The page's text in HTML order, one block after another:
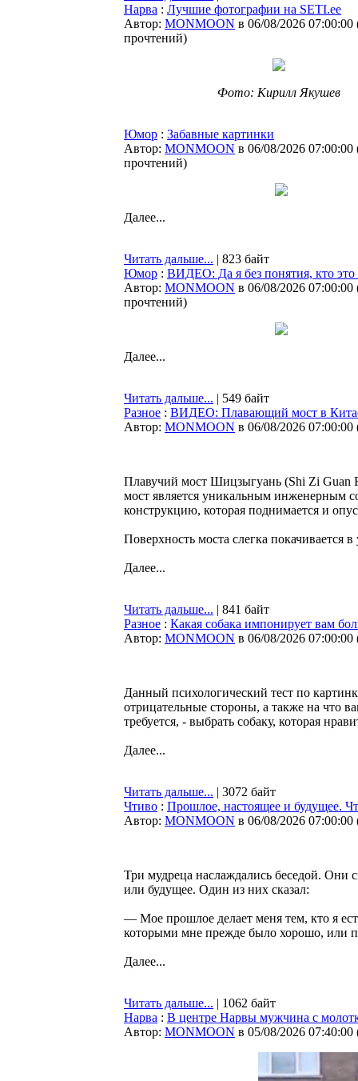
Нарва : Лучшие фотографии на SETI.ee
Автор: MONMOON в 06/08/2026 07:00:00
прочтений)
Фото: Кирилл Якушев
Юмор : Забавные картинки
Автор: MONMOON в 06/08/2026 07:00:00
прочтений)
Далее...
Читать дальше... | 823 байт
Юмор : ВИДЕО: Да я без понятия, кто это
Автор: MONMOON в 06/08/2026 07:00:00
прочтений)
Далее...
Читать дальше... | 549 байт
Разное : ВИДЕО: Плавающий мост в Китае
Автор: MONMOON в 06/08/2026 07:00:00
Плавучий мост Шицзыгуань (Shi Zi Guan
мост является уникальным инженерным
конструкцию, которая поднимается и
Поверхность моста слегка покачивается
Далее...
Читать дальше... | 841 байт
Разное : Какая собака импонирует вам
Автор: MONMOON в 06/08/2026 07:00:00
Данный психологический тест по
отрицательные стороны, а также на что
требуется, - выбрать собаку, которая
Далее...
Читать дальше... | 3072 байт
Чтиво : Прошлое, настоящее и будущее.
Автор: MONMOON в 06/08/2026 07:00:00
Три мудреца наслаждались беседой. Они
или будущее. Один из них сказал:
— Мое прошлое делает меня тем, кто я
которыми мне прежде было хорошо, или
Далее...
Читать дальше... | 1062 байт
Нарва : В центре Нарвы мужчина с
Автор: MONMOON в 05/08/2026 07:40:00